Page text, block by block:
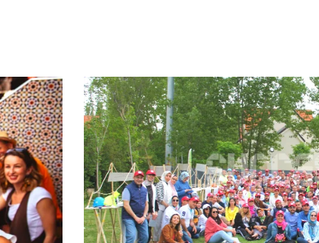
TEAM BUILDING PONT
Team building